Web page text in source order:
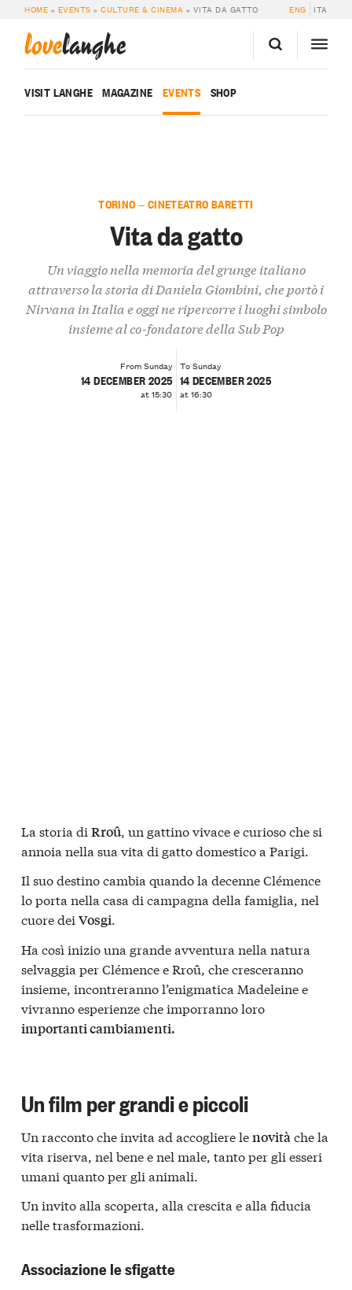
HOME » EVENTS »CULTURE & CINEMA » VITA DA GATTO ENG ITA
lovelanghe
VISIT LANGHE MAGAZINE EVENTS SHOP
TORINO — CINETEATRO BARETTI
Vita da gatto
Un viaggio nella memoria del grunge italiano
attraverso la storia di Daniela Giombini, che portò i
Nirvana in Italia e oggi ne ripercorre i luoghi simbolo
insieme al co-fondatore della Sub Pop
From Sunday
14 DECEMBER 2025
at 15:30
To Sunday
14 DECEMBER 2025
at 16:30
La storia di Rroû, un gattino vivace e curioso che si
annoia nella sua vita di gatto domestico a Parigi.
Il suo destino cambia quando la decenne Clémence
lo porta nella casa di campagna della famiglia, nel
cuore dei Vosgi.
Ha così inizio una grande avventura nella natura
selvaggia per Clémence e Rroû, che cresceranno
insieme, incontreranno l’enigmatica Madeleine e
vivranno esperienze che imporranno loro
importanti cambiamenti.
Un film per grandi e piccoli
Un racconto che invita ad accogliere lenovitàche la
vita riserva, nel bene e nel male, tanto per gli esseri
umani quanto per gli animali.
Un invito alla scoperta, alla crescita e alla fiducia
nelle trasformazioni.
Associazione le sfigatte